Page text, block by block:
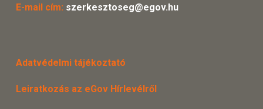
E-mail cím: szerkesztoseg@egov.hu
Adatvédelmi tájékoztató
Leiratkozás az eGov Hírlevélről